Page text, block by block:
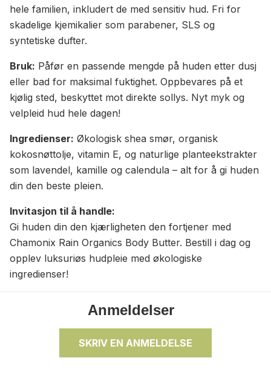
hele familien, inkludert de med sensitiv hud. Fri for
skadelige kjemikalier som parabener, SLS og
syntetiske dufter.
Bruk: Påfør en passende mengde på huden etter dusj
eller bad for maksimal fuktighet. Oppbevares på et
kjølig sted, beskyttet mot direkte sollys. Nyt myk og
velpleid hud hele dagen!
Ingredienser: Økologisk shea smør, organisk
kokosnøttolje, vitamin E, og naturlige planteekstrakter
som lavendel, kamille og calendula – alt for å gi huden
din den beste pleien.
Invitasjon til å handle:
Gi huden din den kjærligheten den fortjener med
Chamonix Rain Organics Body Butter. Bestill i dag og
opplev luksuriøs hudpleie med økologiske
ingredienser!
Anmeldelser
SKRIV EN ANMELDELSE